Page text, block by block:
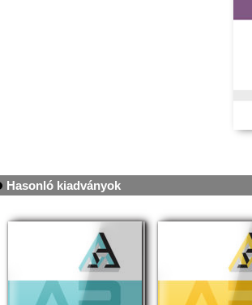
Hasonló kiadványok